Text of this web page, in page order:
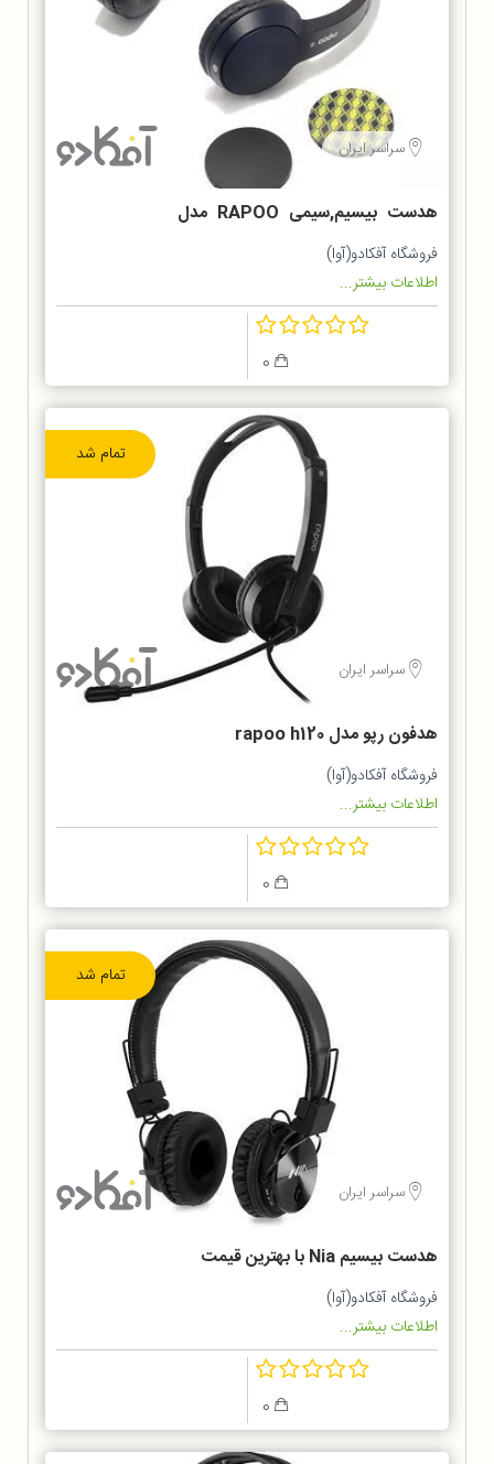
سراسر ایران
هدست بیسیم,سیمی RAPOO مدل
S100
فروشگاه آفکادو(آوا)
اطلاعات بیشتر...
تمام شد
سراسر ایران
هدفون رپو مدل rapoo h120
فروشگاه آفکادو(آوا)
اطلاعات بیشتر...
تمام شد
سراسر ایران
هدست بیسیم Nia با بهترین قیمت
فروشگاه آفکادو(آوا)
اطلاعات بیشتر...